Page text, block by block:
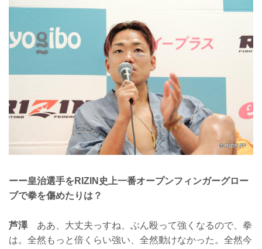
ーー皇治選手をRIZIN史上一番オープンフィンガーグロー
ブで拳を傷めたりは？
芦澤ああ、大丈夫っすね、ぶん殴って強くなるので、拳
は。全然もっと倍くらい強い、全然動けなかった。全然今